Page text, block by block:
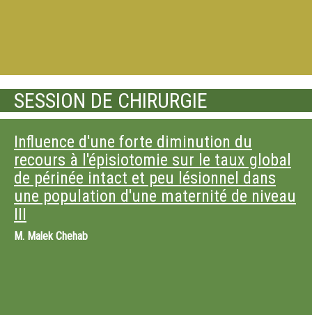
SESSION DE CHIRURGIE
Influence d'une forte diminution du
recours à l'épisiotomie sur le taux global
de périnée intact et peu lésionnel dans
une population d'une maternité de niveau
III
M. Malek Chehab